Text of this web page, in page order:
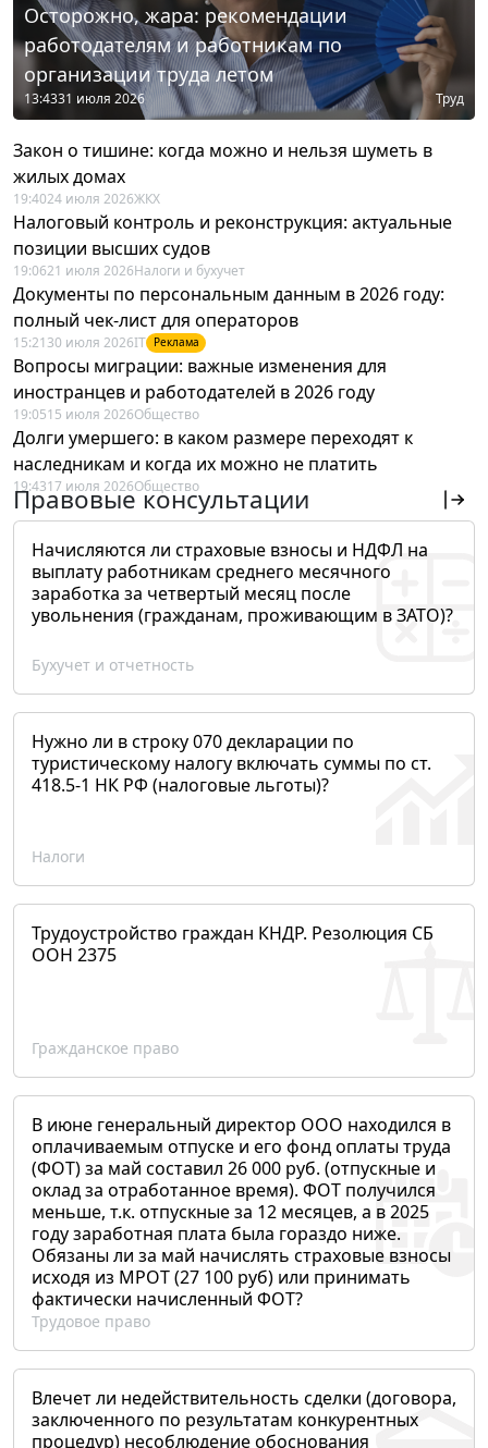
Осторожно, жара: рекомендации
работодателям и работникам по
организации труда летом
13:4331 июля 2026 Труд
Закон о тишине: когда можно и нельзя шуметь в
жилых домах
19:4024 июля 2026ЖКХ
Налоговый контроль и реконструкция: актуальные
позиции высших судов
19:0621 июля 2026Налоги и бухучет
Документы по персональным данным в 2026 году:
полный чек-лист для операторов
15:21 30 июля 2026IT Реклама
Вопросы миграции: важные изменения для
иностранцев и работодателей в 2026 году
19:0515 июля 2026Общество
Долги умершего: в каком размере переходят к
наследникам и когда их можно не платить
19:4317 июля 2026Общество
Правовые консультации
Начисляются ли страховые взносы и НДФЛ на
выплату работникам среднего месячного
заработка за четвертый месяц после
увольнения (гражданам, проживающим в ЗАТО)?
Бухучет и отчетность
Нужно ли в строку 070 декларации по
туристическому налогу включать суммы по ст.
418.5-1 НК РФ (налоговые льготы)?
Налоги
Трудоустройство граждан КНДР. Резолюция СБ
ООН 2375
Гражданское право
В июне генеральный директор ООО находился в
оплачиваемым отпуске и его фонд оплаты труда
(ФОТ) за май составил 26 000 руб. (отпускные и
оклад за отработанное время). ФОТ получился
меньше, т.к. отпускные за 12 месяцев, а в 2025
году заработная плата была гораздо ниже.
Обязаны ли за май начислять страховые взносы
исходя из МРОТ (27 100 руб) или принимать
фактически начисленный ФОТ?
Трудовое право
Влечет ли недействительность сделки (договора,
заключенного по результатам конкурентных
процедур) несоблюдение обоснования